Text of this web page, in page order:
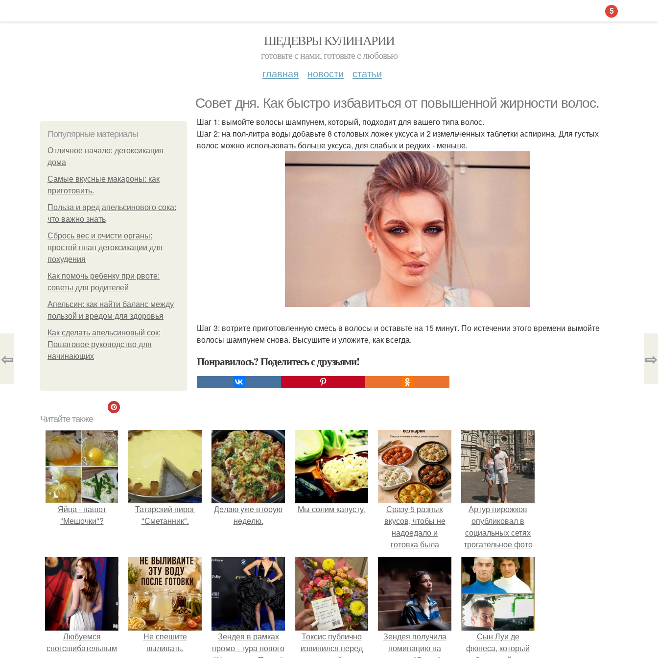
ШЕДЕВРЫ КУЛИНАРИИ
готовьте с нами, готовьте с любовью
главная новости статьи
Совет дня. Как быстро избавиться от повышенной жирности волос.
Популярные материалы
Отличное начало: детоксикация
дома
Самые вкусные макароны: как
приготовить.
Польза и вред апельсинового сока:
что важно знать
Сбрось вес и очисти органы:
простой план детоксикации для
похудения
Как помочь ребенку при рвоте:
советы для родителей
Апельсин: как найти баланс между
пользой и вредом для здоровья
Как сделать апельсиновый сок:
Пошаговое руководство для
начинающих
Шаг 1: вымойте волосы шампунем, который, подходит для вашего типа волос.
Шаг 2: на пол-литра воды добавьте 8 столовых ложек уксуса и 2 измельченных таблетки аспирина. Для густых
волос можно использовать больше уксуса, для слабых и редких - меньше.
Шаг 3: вотрите приготовленную смесь в волосы и оставьте на 15 минут. По истечении этого времени вымойте
волосы шампунем снова. Высушите и уложите, как всегда.
Понравилось? Поделитесь с друзьями!
⇦ ⇨
Читайте также
Яйца - пашот
"Мешочки"?
Татарский пирог
"Сметанник".
Дeлaю yжe втopую
нeдeлю.
Мы солим капусту.
Сразу 5 разных
вкусов, чтобы не
надоедало и
готовка была
проще.
Артур пирожков
опубликовал в
социальных сетях
трогательное фото
с супругой
Анжеликой,
сделанное во
время их недавнего
путешествия в
Италию.
Любуемся
сногсшибательным
Не спешите
выливать.
Зендея в рамках
промо - тура нового
Токсис публично
извинился перед
Зендея получила
номинацию на
Сын Луи де
фюнеса, который
5